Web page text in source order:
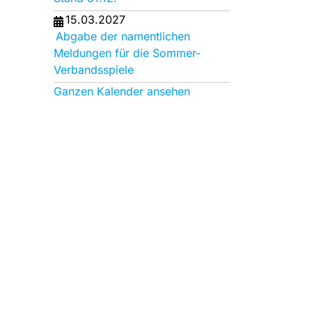
15.03.2027
Abgabe der namentlichen
Meldungen für die Sommer-
Verbandsspiele
Ganzen Kalender ansehen